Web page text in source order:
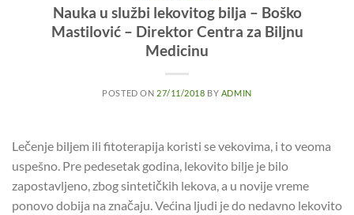
Nauka u službi lekovitog bilja – Boško
Mastilović – Direktor Centra za Biljnu
Medicinu
POSTED ON 27/11/2018 BY ADMIN
Lečenje biljem ili fitoterapija koristi se vekovima, i to veoma
uspešno. Pre pedesetak godina, lekovito bilje je bilo
zapostavljeno, zbog sintetičkih lekova, a u novije vreme
ponovo dobija na značaju. Većina ljudi je do nedavno lekovito